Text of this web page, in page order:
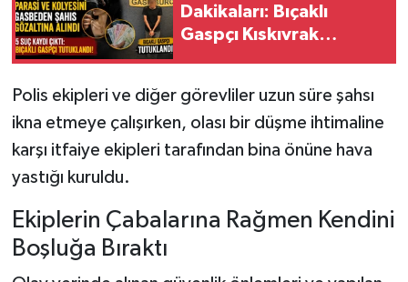
Dakikaları: Bıçaklı
Gaspçı Kıskıvrak
Polis ekipleri ve diğer görevliler uzun süre şahsı
ikna etmeye çalışırken, olası bir düşme ihtimaline
karşı itfaiye ekipleri tarafından bina önüne hava
yastığı kuruldu.
Ekiplerin Çabalarına Rağmen Kendini
Boşluğa Bıraktı